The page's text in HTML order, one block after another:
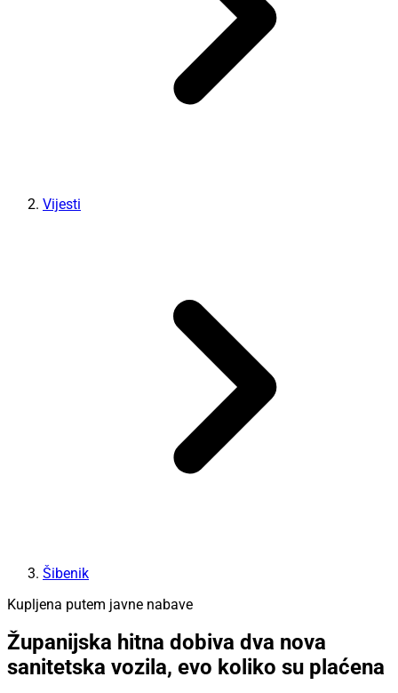
Vijesti
Šibenik
Kupljena putem javne nabave
Županijska hitna dobiva dva nova
sanitetska vozila, evo koliko su plaćena